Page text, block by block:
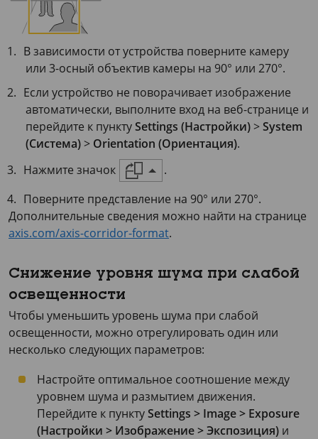
В зависимости от устройства поверните камеру
или 3-осный объектив камеры на 90° или 270°.
Если устройство не поворачивает изображение
автоматически, выполните вход на веб-странице и
перейдите к пунктуSettings (Настройки)>System
(Система)> Orientation (Ориентация).
Нажмите значок
.
Поверните представление на 90° или 270°.
Дополнительные сведения можно найти на странице
axis.com/axis-corridor-format.
Снижение уровня шума при слабой
освещенности
Чтобы уменьшить уровень шума при слабой
освещенности, можно отрегулировать один или
несколько следующих параметров:
Настройте оптимальное соотношение между
уровнем шума и размытием движения.
Перейдите к пунктуSettings > Image > Exposure
(Настройки > Изображение > Экспозиция) и